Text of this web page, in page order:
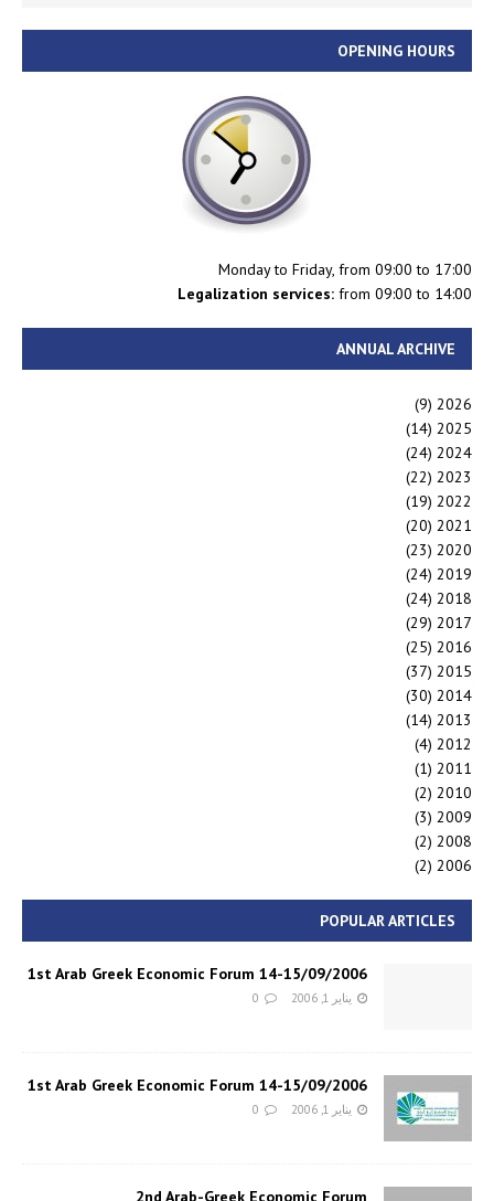
OPENING HOURS
Monday to Friday, from 09:00 to 17:00
Legalization services: from 09:00 to 14:00
ANNUAL ARCHIVE
2026
(9)
2025
(14)
2024
(24)
2023
(22)
2022
(19)
2021
(20)
2020
(23)
2019
(24)
2018
(24)
2017
(29)
2016
(25)
2015
(37)
2014
(30)
2013
(14)
2012
(4)
2011
(1)
2010
(2)
2009
(3)
2008
(2)
2006
(2)
POPULAR ARTICLES
1st Arab Greek Economic Forum 14-15/09/2006
يناير 1, 2006 0
1st Arab Greek Economic Forum 14-15/09/2006
يناير 1, 2006 0
2nd Arab-Greek Economic Forum